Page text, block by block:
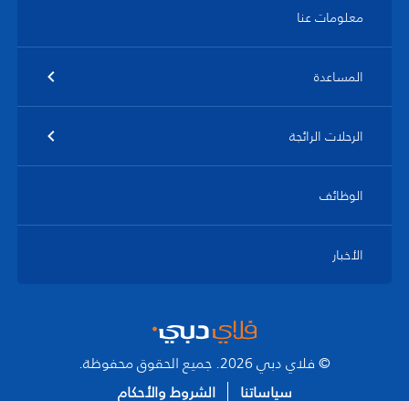
معلومات عنا
المساعدة
الرحلات الرائجة
الوظائف
الأخبار
© فلاي دبي 2026. جميع الحقوق محفوظة.
سياساتنا
الشروط والأحكام